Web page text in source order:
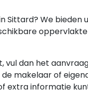
Sittard? We bieden
oppervlakte
vul dan het
makelaar of
extra informatie